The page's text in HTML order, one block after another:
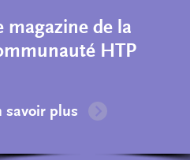
magazine de la
HTP
savoir plus